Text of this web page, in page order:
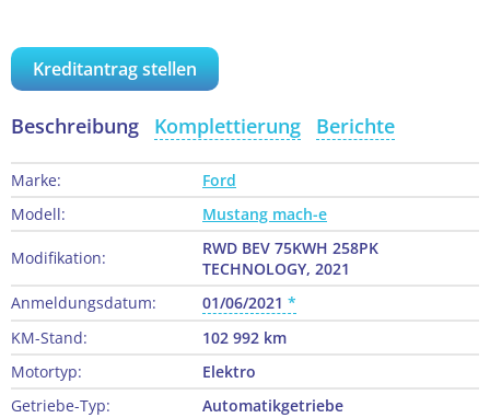
Kreditantrag stellen
Beschreibung Komplettierung Berichte
Marke:
Ford
Modell:
Mustang mach-e
Modifikation:
RWD BEV 75KWH 258PK
TECHNOLOGY, 2021
Anmeldungsdatum:
01/06/2021
KM-Stand:
102 992 km
Motortyp:
Elektro
Getriebe-Typ:
Automatikgetriebe